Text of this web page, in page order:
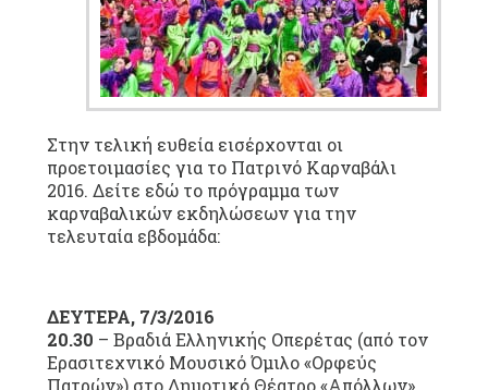
Στην τελική ευθεία εισέρχονται οι
προετοιμασίες για το Πατρινό Καρναβάλι
2016. Δείτε εδώ το πρόγραμμα των
καρναβαλικών εκδηλώσεων για την
τελευταία εβδομάδα:
ΔΕΥΤΕΡΑ, 7/3/2016
20.30 – Βραδιά Ελληνικής Οπερέτας (από τον
Ερασιτεχνικό Μουσικό Όμιλο «Ορφεύς
Πατρών») στο Δημοτικό Θέατρο «Απόλλων»